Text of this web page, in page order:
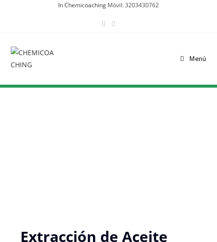
In Chemicoaching Móvil: 3203430762
Menú
Extracción de Aceite